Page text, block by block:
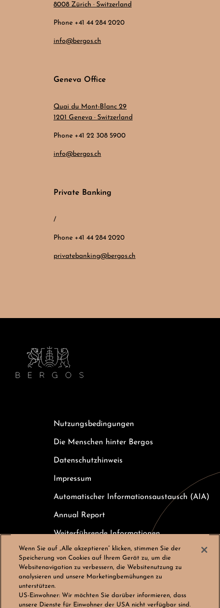
8008 Zürich · Switzerland
Phone +41 44 284 2020
info@bergos.ch
Geneva Office
Quai du Mont-Blanc 29
1201 Geneva · Switzerland
Phone +41 22 308 5900
info@bergos.ch
Private Banking
/
Phone +41 44 284 2020
privatebanking@bergos.ch
Nutzungsbedingungen
Die Menschen hinter Bergos
Datenschutzhinweis
Impressum
Automatischer Informationsaustausch (AIA)
Annual Report
Weiterführende Informationen
Kundeninformation zur Einlagensicherung
Karriere
Cookies-Einstellungen
Wenn Sie auf „Alle akzeptieren“ klicken, stimmen Sie der
Speicherung von Cookies auf Ihrem Gerät zu, um die
Websitenavigation zu verbessern, die Websitenutzung zu
analysieren und unsere Marketingbemühungen zu
unterstützen.
US-Einwohner: Wir möchten Sie darüber informieren, dass
unsere Dienste für Einwohner der USA nicht verfügbar sind.